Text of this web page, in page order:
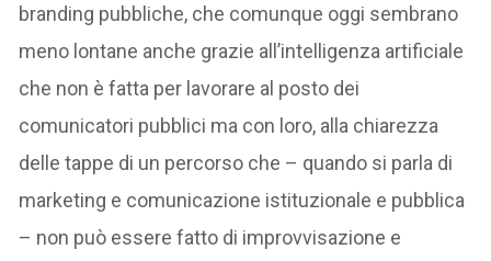
branding pubbliche, che comunque oggi sembrano
meno lontane anche grazie all’intelligenza artificiale
che non è fatta per lavorare al posto dei
comunicatori pubblici ma con loro, alla chiarezza
delle tappe di un percorso che – quando si parla di
marketing e comunicazione istituzionale e pubblica
– non può essere fatto di improvvisazione e